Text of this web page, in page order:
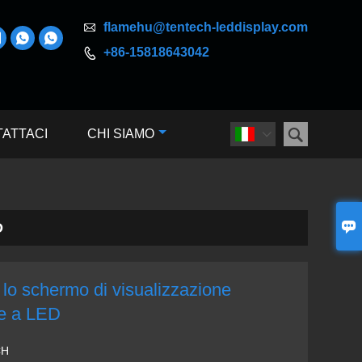

 flamehu@tentech-leddisplay.com
 +86-15818643042
 
 
CHI SIAMO
schermo di visualizzazione
a LED